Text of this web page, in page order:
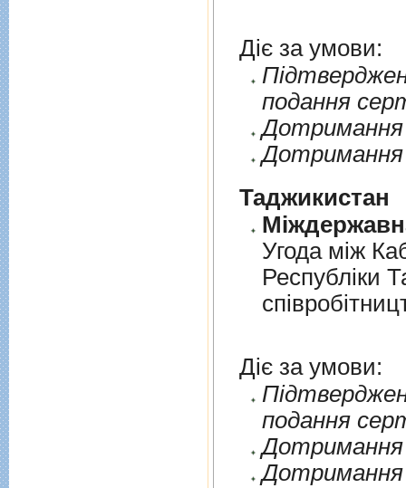
Діє за умови:
подання
Дотримання
Дотримання
Таджикистан
Угода мiж
Республiки
Діє за умови:
подання
Дотримання
Дотримання